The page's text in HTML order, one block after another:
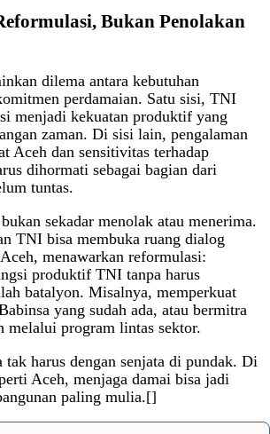
Bukan Penolakan
dilema antara kebutuhan
perdamaian. Satu sisi, TNI
menjadi kekuatan produktif yang
zaman. Di sisi lain, pengalaman
Aceh dan sensitivitas terhadap
dihormati sebagai bagian dari
tuntas.
sekadar menolak atau menerima.
TNI bisa membuka ruang dialog
menawarkan reformulasi:
produktif TNI tanpa harus
batalyon. Misalnya, memperkuat
yang sudah ada, atau bermitra
melalui program lintas sektor.
tak harus dengan senjata di pundak. Di
Aceh, menjaga damai bisa jadi
paling mulia.[]